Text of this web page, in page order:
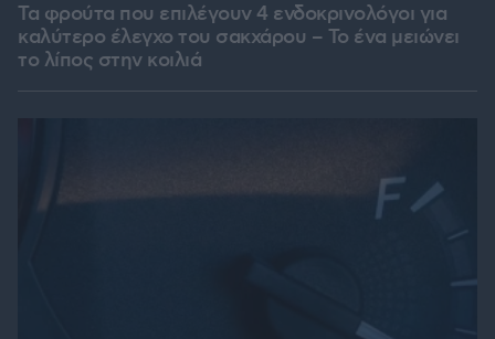
Τα φρούτα που επιλέγουν 4 ενδοκρινολόγοι για
καλύτερο έλεγχο του σακχάρου – Το ένα μειώνει
το λίπος στην κοιλιά